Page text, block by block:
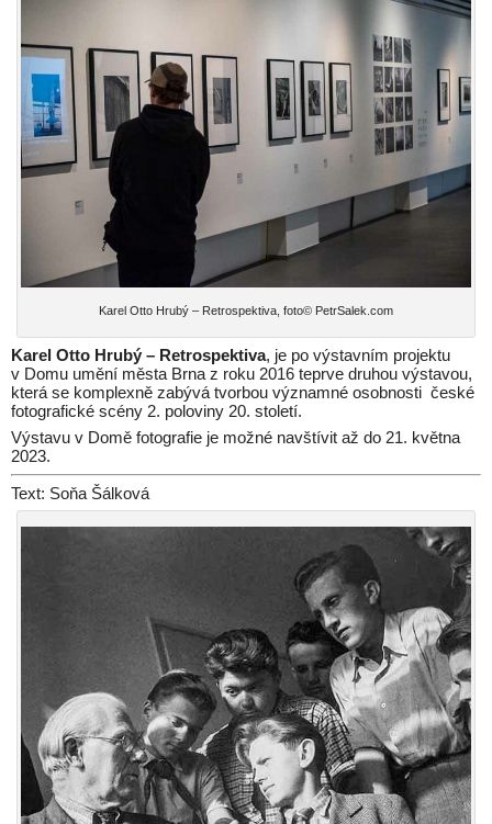
Karel Otto Hrubý – Retrospektiva, foto© PetrSalek.com
Karel Otto Hrubý – Retrospektiva, je po výstavním projektu
v Domu umění města Brna z roku 2016 teprve druhou výstavou,
která se komplexně zabývá tvorbou významné osobnosti české
fotografické scény 2. poloviny 20. století.
Výstavu v Domě fotografie je možné navštívit až do 21. května
2023.
Text: Soňa Šálková